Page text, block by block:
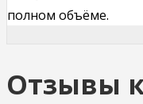
полном объёме.
Отзывы